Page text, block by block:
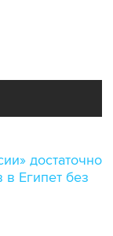
достаточно
Египет без